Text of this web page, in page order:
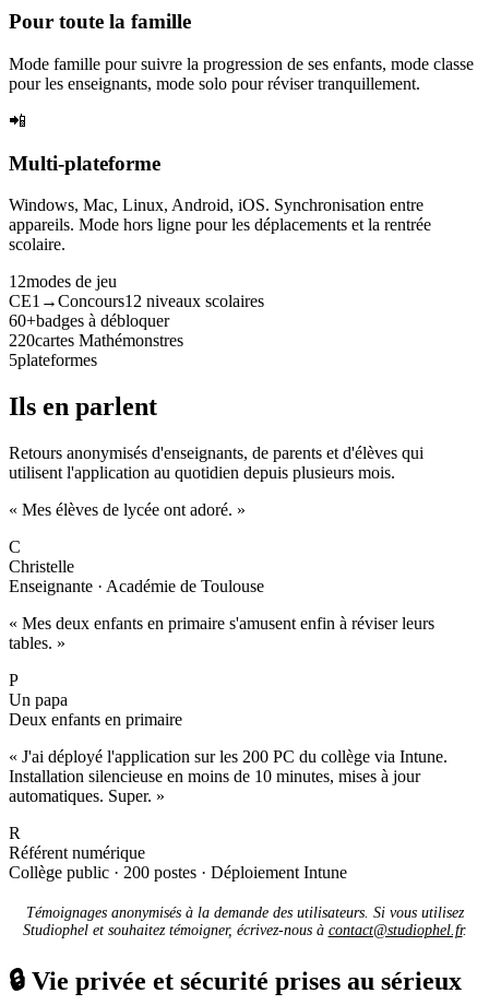
Pour toute la famille
Mode famille pour suivre la progression de ses enfants, mode classe
pour les enseignants, mode solo pour réviser tranquillement.
📲
Multi-plateforme
Windows, Mac, Linux, Android, iOS. Synchronisation entre
appareils. Mode hors ligne pour les déplacements et la rentrée
scolaire.
12modes de jeu
CE1→Concours12 niveaux scolaires
60+badges à débloquer
220cartes Mathémonstres
5plateformes
Ils en parlent
Retours anonymisés d'enseignants, de parents et d'élèves qui
utilisent l'application au quotidien depuis plusieurs mois.
« Mes élèves de lycée ont adoré. »
C
Christelle
Enseignante · Académie de Toulouse
« Mes deux enfants en primaire s'amusent enfin à réviser leurs
tables. »
P
Un papa
Deux enfants en primaire
« J'ai déployé l'application sur les 200 PC du collège via Intune.
Installation silencieuse en moins de 10 minutes, mises à jour
automatiques. Super. »
R
Référent numérique
Collège public · 200 postes · Déploiement Intune
Témoignages anonymisés à la demande des utilisateurs. Si vous utilisez
Studiophel et souhaitez témoigner, écrivez-nous à contact@studiophel.fr.
🔒 Vie privée et sécurité prises au sérieux